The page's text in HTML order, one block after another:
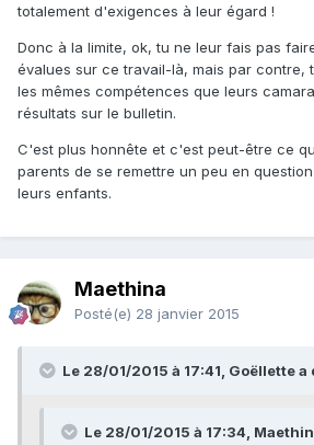
totalement d'exigences à leur égard !
Donc à la limite, ok, tu ne leur fais pas
évalues sur ce travail-là, mais par contre,
les mêmes compétences que leurs
résultats sur le bulletin.
C'est plus honnête et c'est peut-être ce
parents de se remettre un peu en
leurs enfants.
Maethina
Posté(e) 28 janvier 2015
Le 28/01/2015 à 17:41, Goëllette a
Le 28/01/2015 à 17:34,